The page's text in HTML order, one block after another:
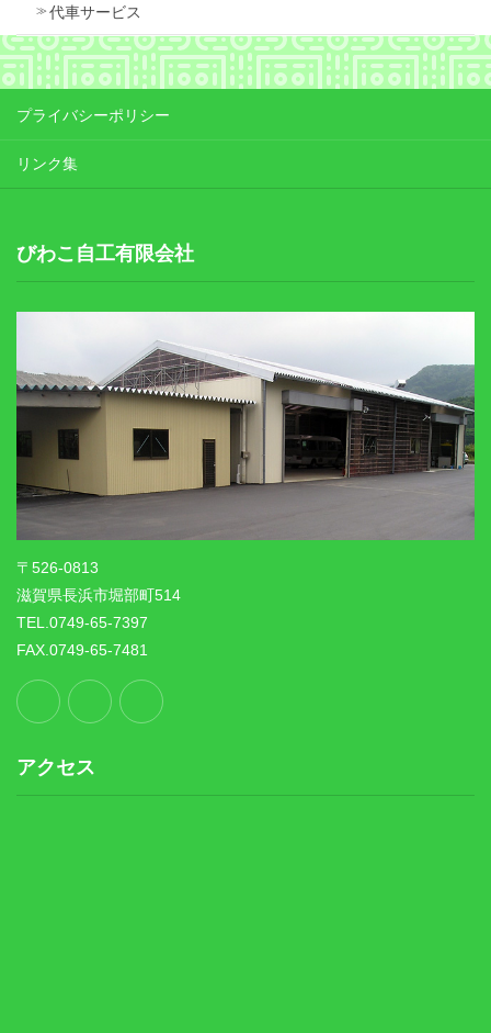
代車サービス
プライバシーポリシー
リンク集
びわこ自工有限会社
〒526-0813
滋賀県長浜市堀部町514
TEL.0749-65-7397
FAX.0749-65-7481
アクセス